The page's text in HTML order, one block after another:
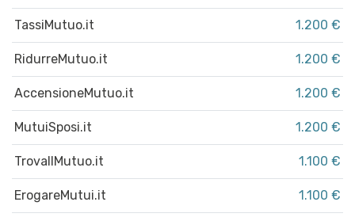
TassiMutuo.it 1.200 €
RidurreMutuo.it 1.200 €
AccensioneMutuo.it 1.200 €
MutuiSposi.it 1.200 €
TrovaIlMutuo.it 1.100 €
ErogareMutui.it 1.100 €